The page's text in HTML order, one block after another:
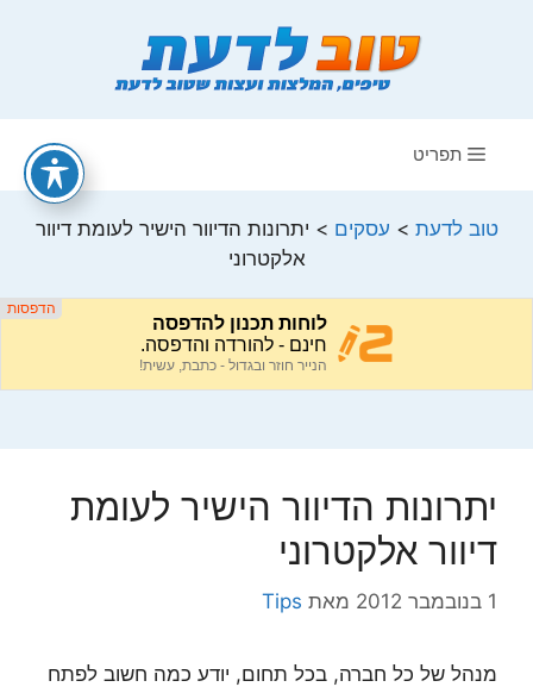
תפריט
טוב לדעת > עסקים > יתרונות הדיוור הישיר לעומת דיוור
אלקטרוני
יתרונות הדיוור הישיר לעומת
דיוור אלקטרוני
1 בנובמבר 2012 מאת Tips
מנהל של כל חברה, בכל תחום, יודע כמה חשוב לפתח